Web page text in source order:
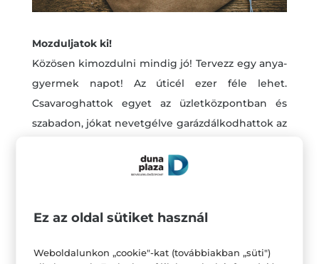
Mozduljatok ki!
Közösen kimozdulni mindig jó! Tervezz egy anya-
gyermek napot! Az úticél ezer féle lehet.
Csavaroghattok egyet az üzletközpontban és
szabadon, jókat nevetgélve garázdálkodhattok az
való dolgokat, de ha a szabadba vágytok,
anyukádnak kimozdulni a hétköznapokból. Még
Ez az oldal sütiket használ
Weboldalunkon „cookie"-kat (továbbiakban „süti")